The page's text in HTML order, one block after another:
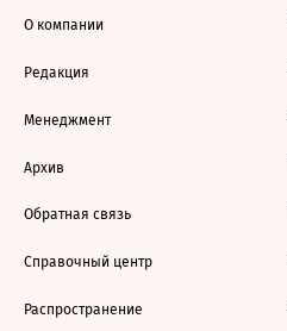
О компании
Редакция
Менеджмент
Архив
Обратная связь
Справочный центр
Распространение